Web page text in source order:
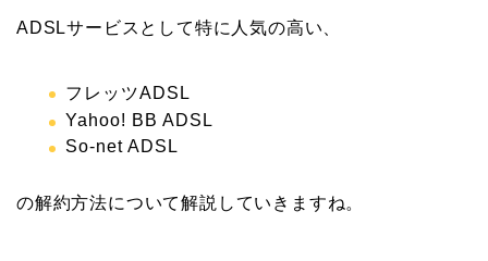
ADSLサービスとして特に人気の高い、
フレッツADSL
Yahoo! BB ADSL
So-net ADSL
の解約方法について解説していきますね。